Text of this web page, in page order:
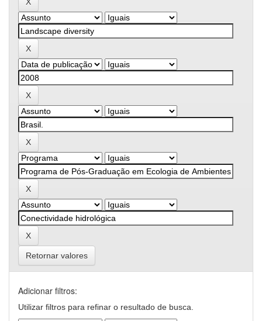
Retornar valores
Adicionar filtros:
Utilizar filtros para refinar o resultado de busca.